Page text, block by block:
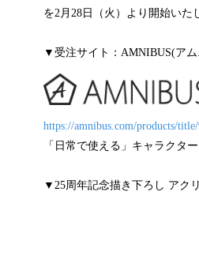
を2月28日（火）より開始いた
▼受注サイト：AMNIBUS(アム
https://amnibus.com/products/title/
「日常で使える」キャラクタ
▼25周年記念描き下ろし アク